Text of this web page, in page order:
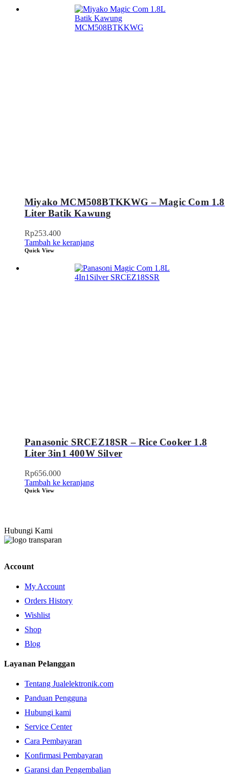
Miyako MCM508BTKKWG – Magic Com 1.8
Liter Batik Kawung
Rp253.400
Tambah ke keranjang
Quick View
Panasonic SRCEZ18SR – Rice Cooker 1.8
Liter 3in1 400W Silver
Rp656.000
Tambah ke keranjang
Quick View
Hubungi Kami
Account
My Account
Orders History
Wishlist
Shop
Blog
Layanan Pelanggan
Tentang Jualelektronik.com
Panduan Pengguna
Hubungi kami
Service Center
Cara Pembayaran
Konfirmasi Pembayaran
Garansi dan Pengembalian